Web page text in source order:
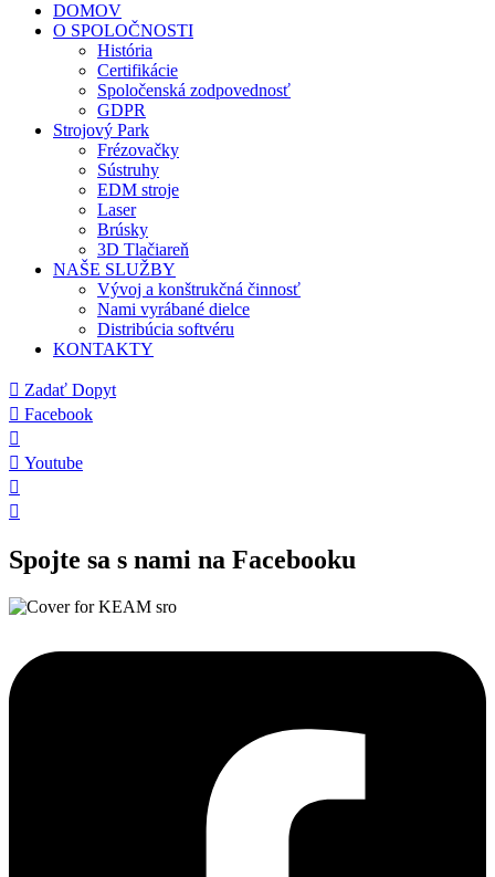
DOMOV
O SPOLOČNOSTI
História
Certifikácie
Spoločenská zodpovednosť
GDPR
Strojový Park
Frézovačky
Sústruhy
EDM stroje
Laser
Brúsky
3D Tlačiareň
NAŠE SLUŽBY
Vývoj a konštrukčná činnosť
Nami vyrábané dielce
Distribúcia softvéru
KONTAKTY
Zadať Dopyt
Facebook
Youtube
Spojte sa s nami na Facebooku